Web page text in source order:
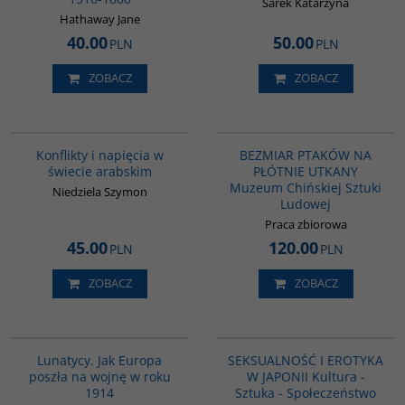
Hathaway Jane
40.00PLN
ZOBACZ
50.00PLN
ZOBACZ
Konflikty i napięcia w
świecie arabskim
Niedziela Szymon
45.00PLN
ZOBACZ
BEZMIAR PTAKÓW NA
PŁÓTNIE UTKANY
Muzeum Chińskiej Sztuki
Ludowej
Praca zbiorowa
120.00PLN
ZOBACZ
Lunatycy. Jak Europa
poszła na wojnę w roku
1914
SEKSUALNOŚĆ I EROTYKA
W JAPONII Kultura -
Sztuka - Społeczeństwo